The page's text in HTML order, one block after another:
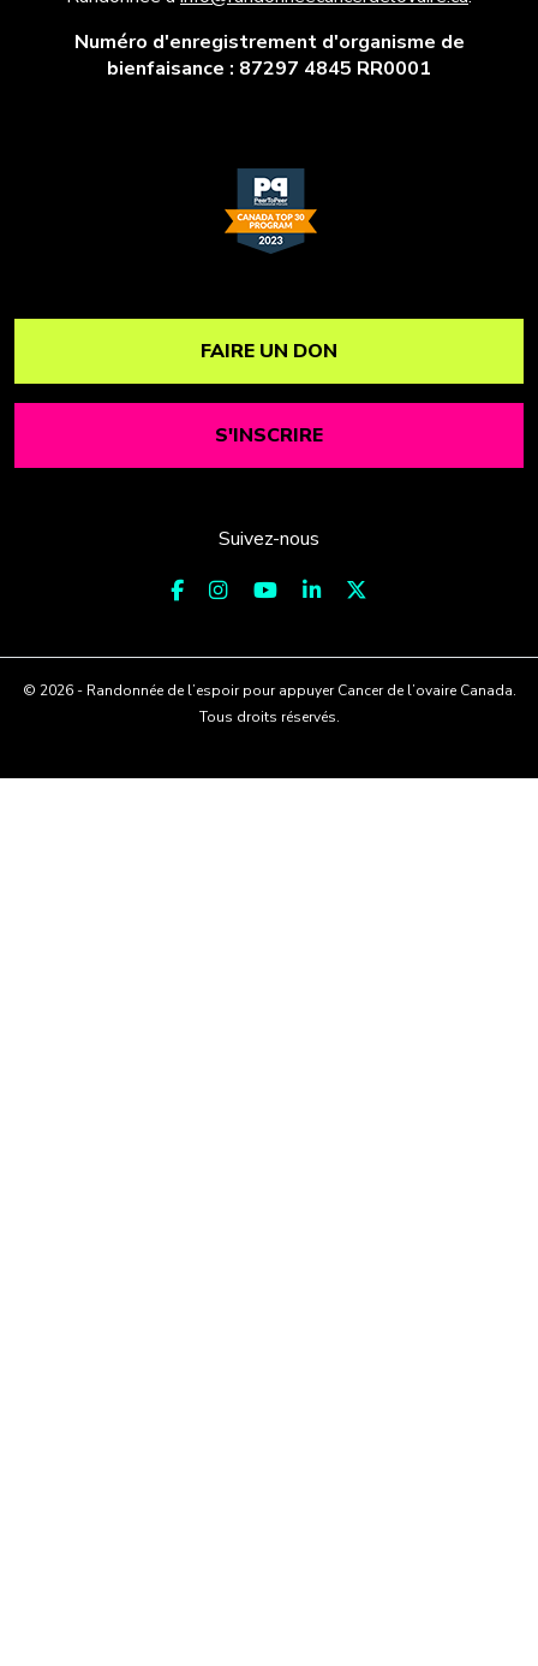
Numéro d'enregistrement d'organisme de
bienfaisance : 87297 4845 RR0001
FAIRE UN DON
S'INSCRIRE
Suivez-nous
© 2026 - Randonnée de l’espoir pour appuyer Cancer de l’ovaire Canada.
Tous droits réservés.